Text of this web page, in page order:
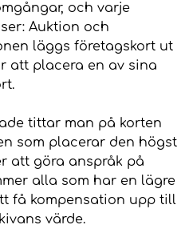
och varje
Auktion och
läggs företagskort ut
att placera en av sina
tittar man på korten
som placerar den högst
att göra anspråk på
alla som har en lägre
få kompensation upp till
värde.